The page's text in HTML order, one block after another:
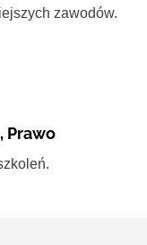
zawodów.
, Prawo